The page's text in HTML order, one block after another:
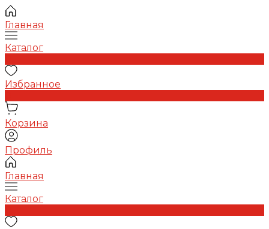
Главная
Каталог
Избранное
Корзина
Профиль
Главная
Каталог